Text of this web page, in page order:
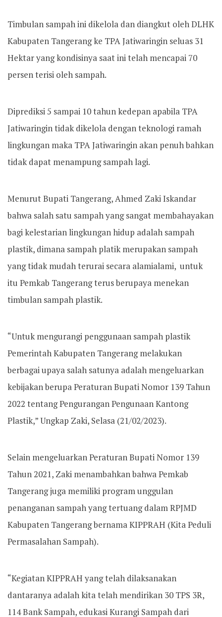
Timbulan sampah ini dikelola dan diangkut oleh DLHK
Kabupaten Tangerang ke TPA Jatiwaringin seluas 31
Hektar yang kondisinya saat ini telah mencapai 70
persen terisi oleh sampah.
Diprediksi 5 sampai 10 tahun kedepan apabila TPA
Jatiwaringin tidak dikelola dengan teknologi ramah
lingkungan maka TPA Jatiwaringin akan penuh bahkan
tidak dapat menampung sampah lagi.
Menurut Bupati Tangerang, Ahmed Zaki Iskandar
bahwa salah satu sampah yang sangat membahayakan
bagi kelestarian lingkungan hidup adalah sampah
plastik, dimana sampah platik merupakan sampah
yang tidak mudah terurai secara alamialami, untuk
itu Pemkab Tangerang terus berupaya menekan
timbulan sampah plastik.
“Untuk mengurangi penggunaan sampah plastik
Pemerintah Kabupaten Tangerang melakukan
berbagai upaya salah satunya adalah mengeluarkan
kebijakan berupa Peraturan Bupati Nomor 139 Tahun
2022 tentang Pengurangan Pengunaan Kantong
Plastik,” Ungkap Zaki, Selasa (21/02/2023).
Selain mengeluarkan Peraturan Bupati Nomor 139
Tahun 2021, Zaki menambahkan bahwa Pemkab
Tangerang juga memiliki program unggulan
penanganan sampah yang tertuang dalam RPJMD
Kabupaten Tangerang bernama KIPPRAH (Kita Peduli
Permasalahan Sampah).
“Kegiatan KIPPRAH yang telah dilaksanakan
dantaranya adalah kita telah mendirikan 30 TPS 3R,
114 Bank Sampah, edukasi Kurangi Sampah dari